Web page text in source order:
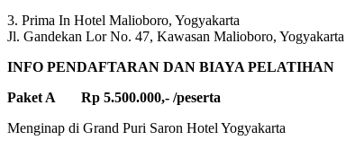
3. Prima In Hotel Malioboro, Yogyakarta
Jl. Gandekan Lor No. 47, Kawasan Malioboro, Yogyakarta
INFO PENDAFTARAN DAN BIAYA PELATIHAN
Paket A Rp 5.500.000,- /peserta
Menginap di Grand Puri Saron Hotel Yogyakarta